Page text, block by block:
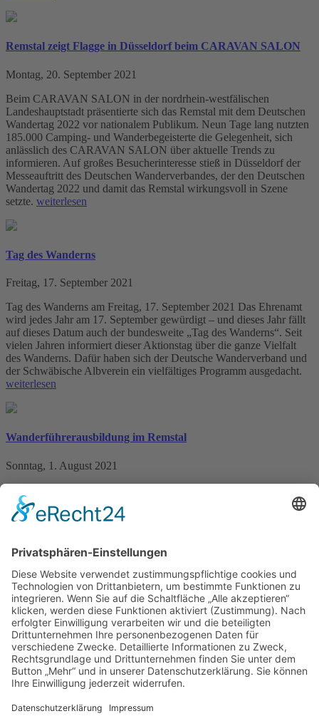
Remstal zeigt Flagge in Düsseldorf beim CARAVAN SALON
Montag, 20. September 2021
Beim CARAVAN SALON in der nordrhein-westfälischen
Landeshauptstadt präsentierte sich das Remstal mit dem Deutschen
Wandertag 2022 vor nationalem Publikum. Neun Tage lang nutzten
185.000 Camping- und Wanderbegeisterte die Gelegenheit, sich
anlässlich des CARAVAN SALON über aktuelle Trends zu
informieren. Auf großes Besucherinteresse stieß in Düsseldorf der
Messeauftritt des Deutschen Wanderverbandes, der den Deutschen
Wandertag 2022 und damit das Remstal wirkungsvoll in Szene
setzte. weiterlesen
Tag des Wanderns
Freitag, 17. September 2021
Tag des Wanderns am Freitag, 17. September 2021 Das Ehrenamt
wird jedes Jahr am 17. September gewürdigt – und dieses Jahr fällt
auf dieses Datum auch der bundesweite „Tag des Wanderns“. Seit
vielen Jahren informiert dieser Aktionstag über die ganze Vielfalt
des Wanderns. Dafür haben sich der Deutsche Wanderverband und
der Schwäbische Albverein ein vielfältiges Programm ausgedacht.
weiterlesen
Wanderführerausbildung im Remstal
Sonntag, 1. August 2021
Wanderführer für den 121. Deutschen Wandertag 2022 im Remstal
ausgebildet Elf Frauen und Männer haben am vergangenen
beim 121. Deutschen Wandertag 2022. Sie gehören dann zu den
7. August bei über 170 Tourenangeboten begleiten werden. Die
weiterlesen
Seite 3 von 4
1
2
4